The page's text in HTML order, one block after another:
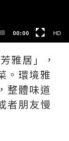
00:00 HD
雅居」，
。環境雅
整體味道
者朋友慢